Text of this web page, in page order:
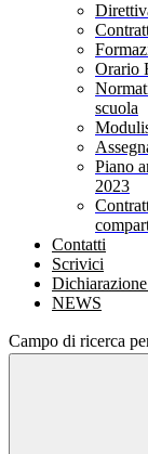
Orario
scuola
Piano
2023
Contatti
Scrivici
NEWS
Campo di ricerca